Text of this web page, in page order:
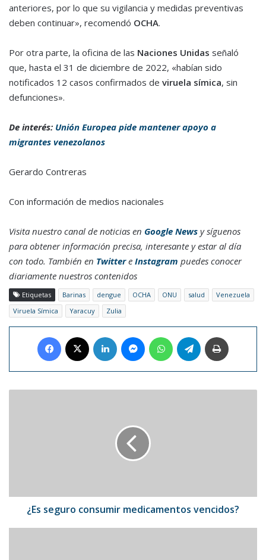
anteriores, por lo que su vigilancia y medidas preventivas
deben continuar», recomendó OCHA.
Por otra parte, la oficina de las Naciones Unidas señaló
que, hasta el 31 de diciembre de 2022, «habían sido
notificados 12 casos confirmados de viruela símica, sin
defunciones».
De interés: Unión Europea pide mantener apoyo a
migrantes venezolanos
Gerardo Contreras
Con información de medios nacionales
Visita nuestro canal de noticias en Google News y síguenos
para obtener información precisa, interesante y estar al día
con todo. También en Twittere Instagram puedes conocer
diariamente nuestros contenidos
Etiquetas Barinas dengue OCHA ONU salud
Venezuela
Viruela Símica
Yaracuy Zulia
Facebook LinkedIn MessengerWhatsAppTelegram
¿Es seguro consumir medicamentos vencidos?